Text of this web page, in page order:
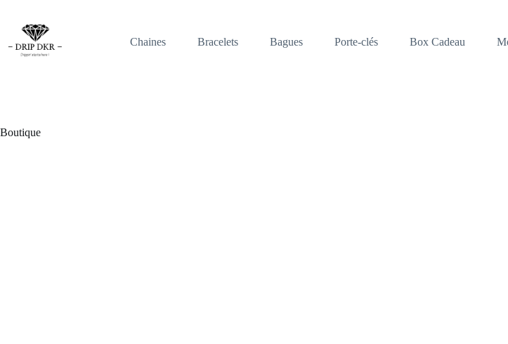
contenu
Chaines
Bracelets Bagues Porte-clés Box Cadeau
Boutique